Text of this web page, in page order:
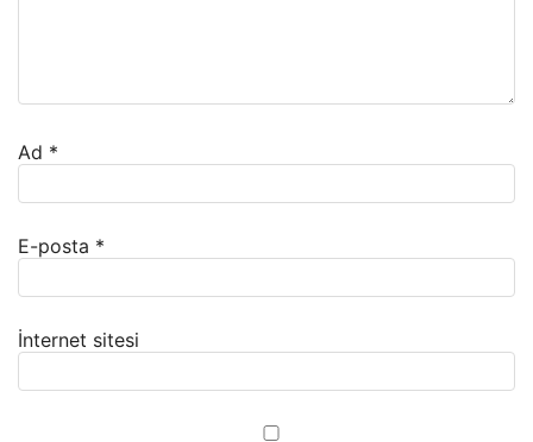
Ad *
E-posta *
İnternet sitesi